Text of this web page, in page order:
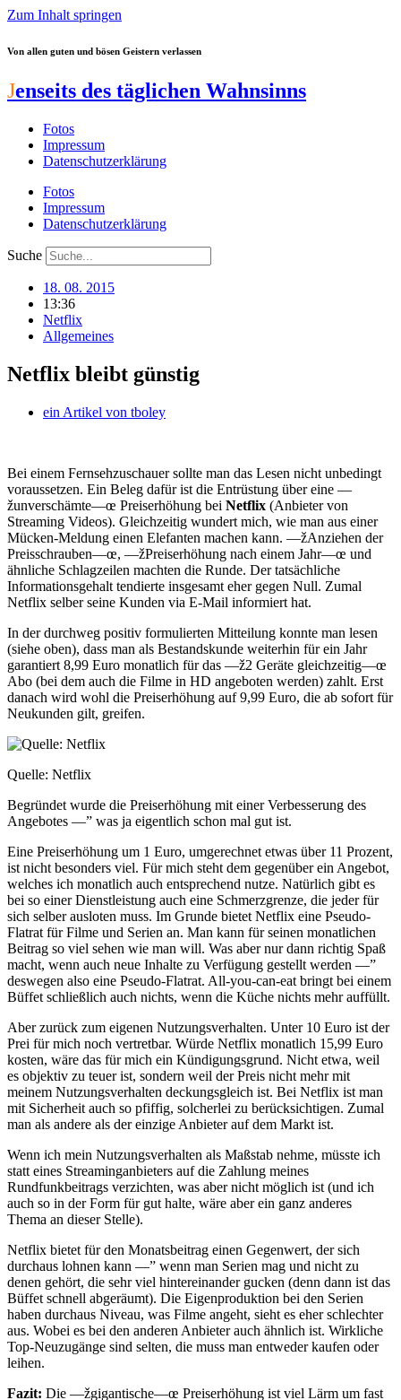
Zum Inhalt springen
Von allen guten und bösen Geistern verlassen
Jenseits des täglichen Wahnsinns
Fotos
Impressum
Datenschutzerklärung
Fotos
Impressum
Datenschutzerklärung
Suche
18. 08. 2015
13:36
Netflix
Allgemeines
Netflix bleibt günstig
ein Artikel von tboley
Bei einem Fernsehzuschauer sollte man das Lesen nicht unbedingt
voraussetzen. Ein Beleg dafür ist die Entrüstung über eine —
žunverschämte—œ Preiserhöhung bei Netflix (Anbieter von
Streaming Videos). Gleichzeitig wundert mich, wie man aus einer
Mücken-Meldung einen Elefanten machen kann. —žAnziehen der
Preisschrauben—œ, —žPreiserhöhung nach einem Jahr—œ und
ähnliche Schlagzeilen machten die Runde. Der tatsächliche
Informationsgehalt tendierte insgesamt eher gegen Null. Zumal
Netflix selber seine Kunden via E-Mail informiert hat.
In der durchweg positiv formulierten Mitteilung konnte man lesen
(siehe oben), dass man als Bestandskunde weiterhin für ein Jahr
garantiert 8,99 Euro monatlich für das —ž2 Geräte gleichzeitig—œ
Abo (bei dem auch die Filme in HD angeboten werden) zahlt. Erst
danach wird wohl die Preiserhöhung auf 9,99 Euro, die ab sofort für
Neukunden gilt, greifen.
Quelle: Netflix
Begründet wurde die Preiserhöhung mit einer Verbesserung des
Angebotes —” was ja eigentlich schon mal gut ist.
Eine Preiserhöhung um 1 Euro, umgerechnet etwas über 11 Prozent,
ist nicht besonders viel. Für mich steht dem gegenüber ein Angebot,
welches ich monatlich auch entsprechend nutze. Natürlich gibt es
bei so einer Dienstleistung auch eine Schmerzgrenze, die jeder für
sich selber ausloten muss. Im Grunde bietet Netflix eine Pseudo-
Flatrat für Filme und Serien an. Man kann für seinen monatlichen
Beitrag so viel sehen wie man will. Was aber nur dann richtig Spaß
macht, wenn auch neue Inhalte zu Verfügung gestellt werden —”
deswegen also eine Pseudo-Flatrat. All-you-can-eat bringt bei einem
Büffet schließlich auch nichts, wenn die Küche nichts mehr auffüllt.
Aber zurück zum eigenen Nutzungsverhalten. Unter 10 Euro ist der
Prei für mich noch vertretbar. Würde Netflix monatlich 15,99 Euro
kosten, wäre das für mich ein Kündigungsgrund. Nicht etwa, weil
es objektiv zu teuer ist, sondern weil der Preis nicht mehr mit
meinem Nutzungsverhalten deckungsgleich ist. Bei Netflix ist man
mit Sicherheit auch so pfiffig, solcherlei zu berücksichtigen. Zumal
man als andere als der einzige Anbieter auf dem Markt ist.
Wenn ich mein Nutzungsverhalten als Maßstab nehme, müsste ich
statt eines Streaminganbieters auf die Zahlung meines
Rundfunkbeitrags verzichten, was aber nicht möglich ist (und ich
auch so in der Form für gut halte, wäre aber ein ganz anderes
Thema an dieser Stelle).
Netflix bietet für den Monatsbeitrag einen Gegenwert, der sich
durchaus lohnen kann —” wenn man Serien mag und nicht zu
denen gehört, die sehr viel hintereinander gucken (denn dann ist das
Büffet schnell abgeräumt). Die Eigenproduktion bei den Serien
haben durchaus Niveau, was Filme angeht, sieht es eher schlechter
aus. Wobei es bei den anderen Anbieter auch ähnlich ist. Wirkliche
Top-Neuzugänge sind selten, die muss man entweder kaufen oder
leihen.
Fazit: Die —žgigantische—œ Preiserhöhung ist viel Lärm um fast